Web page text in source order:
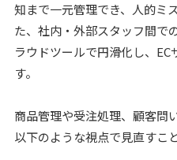
知まで一元管理でき、人的ミ
た、社内・外部スタッフ間で
ラウドツールで円滑化し、
す。
商品管理や受注処理、顧客問
以下のような視点で見直すこ